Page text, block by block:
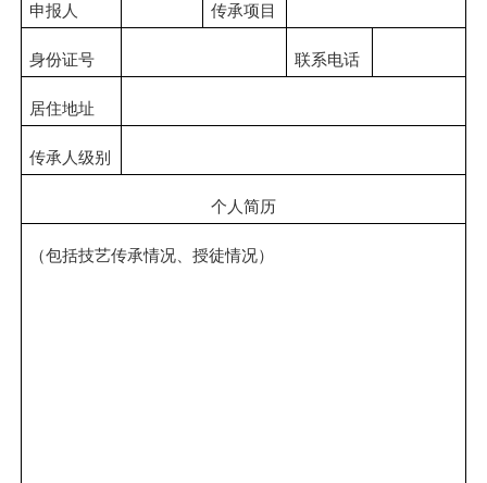
申报人 传承项目
身份证号 联系电话
居住地址
传承人级别
个人简历
（包括技艺传承情况、授徒情况）